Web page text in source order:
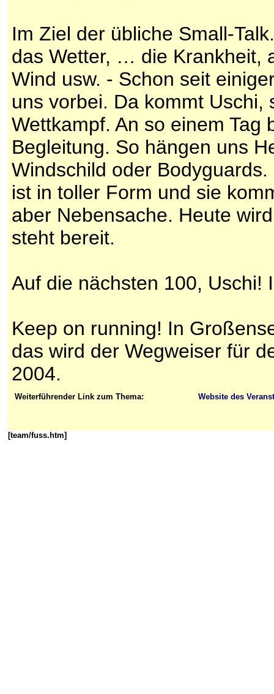
Im Ziel der übliche Small-
das Wetter, … die Krankheit,
Wind usw. - Schon seit
uns vorbei. Da kommt Uschi,
Wettkampf. An so einem Tag
Begleitung. So hängen uns
Windschild oder
ist in toller Form und sie
aber Nebensache. Heute
steht bereit.
Auf die nächsten 100, Uschi!
Keep on running! In
das wird der Wegweiser für
2004.
Weiterführender Link zum Thema: Website des
[team/fuss.htm]